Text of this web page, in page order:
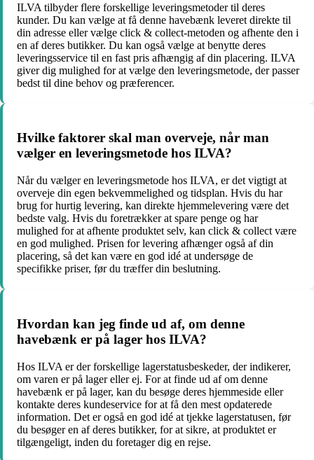
ILVA tilbyder flere forskellige leveringsmetoder til deres
kunder. Du kan vælge at få denne havebænk leveret direkte til
din adresse eller vælge click & collect-metoden og afhente den i
en af deres butikker. Du kan også vælge at benytte deres
leveringsservice til en fast pris afhængig af din placering. ILVA
giver dig mulighed for at vælge den leveringsmetode, der passer
bedst til dine behov og præferencer.
Hvilke faktorer skal man overveje, når man
vælger en leveringsmetode hos ILVA?
Når du vælger en leveringsmetode hos ILVA, er det vigtigt at
overveje din egen bekvemmelighed og tidsplan. Hvis du har
brug for hurtig levering, kan direkte hjemmelevering være det
bedste valg. Hvis du foretrækker at spare penge og har
mulighed for at afhente produktet selv, kan click & collect være
en god mulighed. Prisen for levering afhænger også af din
placering, så det kan være en god idé at undersøge de
specifikke priser, før du træffer din beslutning.
Hvordan kan jeg finde ud af, om denne
havebænk er på lager hos ILVA?
Hos ILVA er der forskellige lagerstatusbeskeder, der indikerer,
om varen er på lager eller ej. For at finde ud af om denne
havebænk er på lager, kan du besøge deres hjemmeside eller
kontakte deres kundeservice for at få den mest opdaterede
information. Det er også en god idé at tjekke lagerstatusen, før
du besøger en af deres butikker, for at sikre, at produktet er
tilgængeligt, inden du foretager dig en rejse.